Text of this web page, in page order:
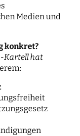
Medien und
konkret?
Kartell hat